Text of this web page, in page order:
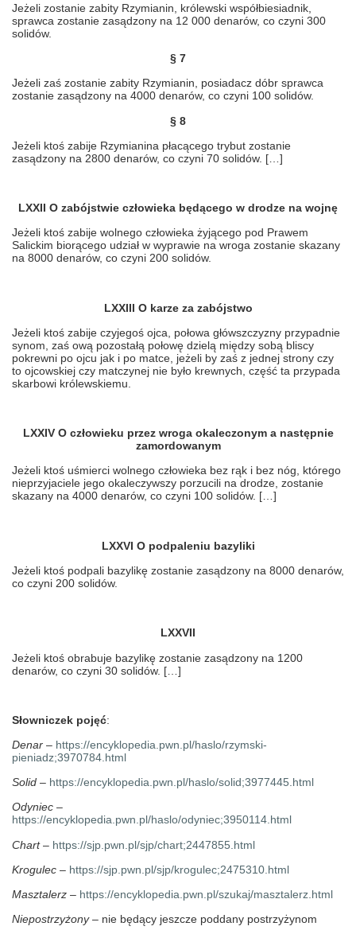
Jeżeli zostanie zabity Rzymianin, królewski współbiesiadnik,
sprawca zostanie zasądzony na 12 000 denarów, co czyni 300
solidów.
§ 7
Jeżeli zaś zostanie zabity Rzymianin, posiadacz dóbr sprawca
zostanie zasądzony na 4000 denarów, co czyni 100 solidów.
§ 8
Jeżeli ktoś zabije Rzymianina płacącego trybut zostanie
zasądzony na 2800 denarów, co czyni 70 solidów. […]
LXXII O zabójstwie człowieka będącego w drodze na wojnę
Jeżeli ktoś zabije wolnego człowieka żyjącego pod Prawem
Salickim biorącego udział w wyprawie na wroga zostanie skazany
na 8000 denarów, co czyni 200 solidów.
LXXIII O karze za zabójstwo
Jeżeli ktoś zabije czyjegoś ojca, połowa główszczyzny przypadnie
synom, zaś ową pozostałą połowę dzielą między sobą bliscy
pokrewni po ojcu jak i po matce, jeżeli by zaś z jednej strony czy
to ojcowskiej czy matczynej nie było krewnych, część ta przypada
skarbowi królewskiemu.
LXXIV O człowieku przez wroga okaleczonym a następnie
zamordowanym
Jeżeli ktoś uśmierci wolnego człowieka bez rąk i bez nóg, którego
nieprzyjaciele jego okaleczywszy porzucili na drodze, zostanie
skazany na 4000 denarów, co czyni 100 solidów. […]
LXXVI O podpaleniu bazyliki
Jeżeli ktoś podpali bazylikę zostanie zasądzony na 8000 denarów,
co czyni 200 solidów.
LXXVII
Jeżeli ktoś obrabuje bazylikę zostanie zasądzony na 1200
denarów, co czyni 30 solidów. […]
Słowniczek pojęć:
Denar – https://encyklopedia.pwn.pl/haslo/rzymski-
pieniadz;3970784.html
Solid – https://encyklopedia.pwn.pl/haslo/solid;3977445.html
Odyniec –
https://encyklopedia.pwn.pl/haslo/odyniec;3950114.html
Chart– https://sjp.pwn.pl/sjp/chart;2447855.html
Krogulec – https://sjp.pwn.pl/sjp/krogulec;2475310.html
Masztalerz – https://encyklopedia.pwn.pl/szukaj/masztalerz.html
Niepostrzyżony– nie będący jeszcze poddany postrzyżynom